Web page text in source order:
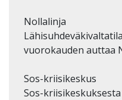
Nollalinja
vuorokauden auttaa
Sos-kriisikeskus
Sos-